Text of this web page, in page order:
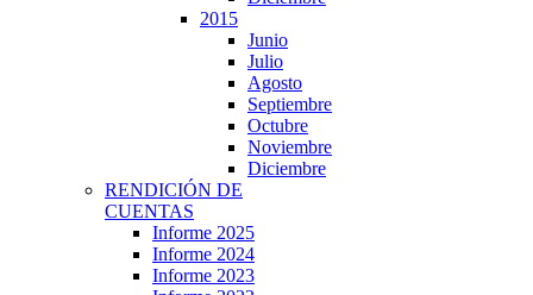
2015
Junio
Julio
Agosto
Septiembre
Octubre
Noviembre
Diciembre
RENDICIÓN DE
CUENTAS
Informe 2025
Informe 2024
Informe 2023